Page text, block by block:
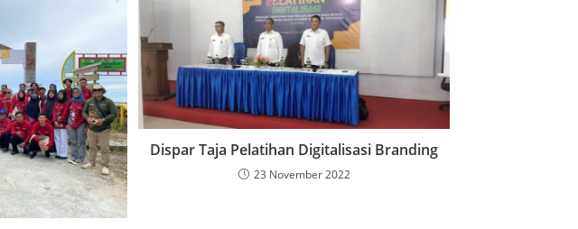
Dispar Taja Pelatihan Digitalisasi Branding
23 November 2022